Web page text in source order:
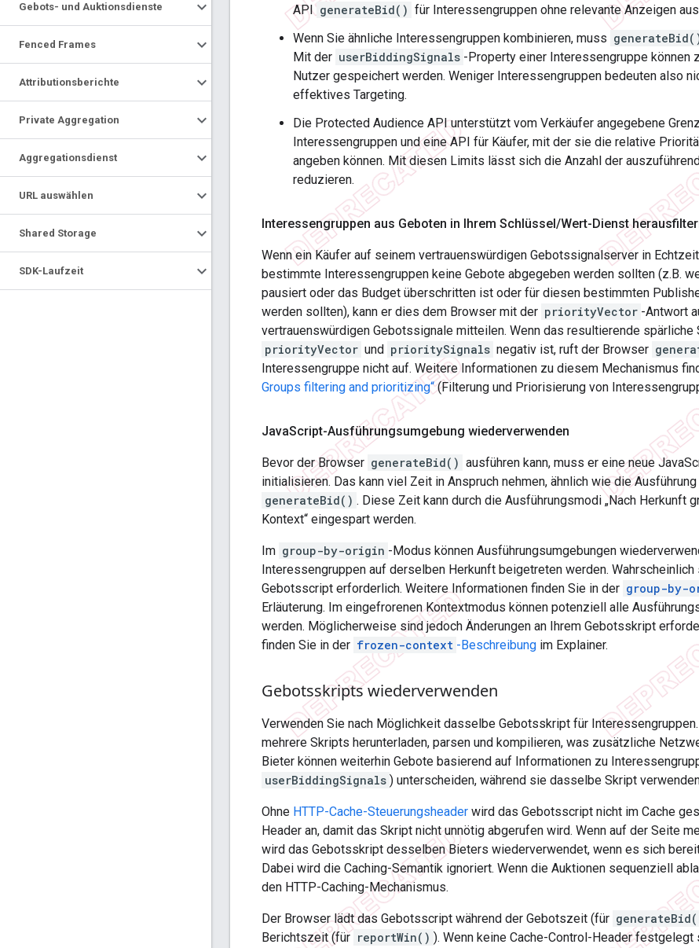
Gebots- und Auktionsdienste
Fenced Frames
Attributionsberichte
Private Aggregation
Aggregationsdienst
URL auswählen
Shared Storage
SDK-Laufzeit
API generateBid() für Interessengruppen ohne relevante Anzeigen
Wenn Sie ähnliche Interessengruppen kombinieren, muss
Mit der userBiddingSignals -Property einer Interessengruppe können
Nutzer gespeichert werden. Weniger Interessengruppen bedeuten also
effektives Targeting.
Die Protected Audience API unterstützt vom Verkäufer angegebene
Interessengruppen und eine API für Käufer, mit der sie die relative
angeben können. Mit diesen Limits lässt sich die Anzahl der
reduzieren.
Interessengruppen aus Geboten in Ihrem Schlüssel /Wert-Dienst
Wenn ein Käufer auf seinem vertrauenswürdigen Gebotssignalserver in
bestimmte Interessengruppen keine Gebote abgegeben werden sollten (z.B.
pausiert oder das Budget überschritten ist oder für diesen bestimmten
werden sollten), kann er dies dem Browser mit der priorityVector -Antwort
vertrauenswürdigen Gebotssignale mitteilen. Wenn das resultierende spärliche
priorityVector und prioritySignals negativ ist, ruft der Browser
Interessengruppe nicht auf. Weitere Informationen zu diesem Mechanismus
Groups filtering and prioritizing“(Filterung und Priorisierung von
JavaScript-Ausführungsumgebung wiederverwenden
Bevor der Browser generateBid() ausführen kann, muss er eine neue
initialisieren. Das kann viel Zeit in Anspruch nehmen, ähnlich wie die
generateBid() . Diese Zeit kann durch die Ausführungsmodi „Nach Herkunft
Kontext“ eingespart werden.
Im group-by-origin -Modus können Ausführungsumgebungen
Interessengruppen auf derselben Herkunft beigetreten werden.
Gebotsscript erforderlich. Weitere Informationen finden Sie in der group-by-
Erläuterung. Im eingefrorenen Kontextmodus können potenziell alle
werden. Möglicherweise sind jedoch Änderungen an Ihrem Gebotsskript
finden Sie in der frozen-context -Beschreibung im Explainer.
Gebotsskripts wiederverwenden
Verwenden Sie nach Möglichkeit dasselbe Gebotsskript für
mehrere Skripts herunterladen, parsen und kompilieren, was zusätzliche
Bieter können weiterhin Gebote basierend auf Informationen zu
userBiddingSignals ) unterscheiden, während sie dasselbe Skript
Ohne HTTP-Cache-Steuerungsheader wird das Gebotsscript nicht im Cache
Header an, damit das Skript nicht unnötig abgerufen wird. Wenn auf der Seite
wird das Gebotsskript desselben Bieters wiederverwendet, wenn es sich
Dabei wird die Caching-Semantik ignoriert. Wenn die Auktionen sequenziell
den HTTP-Caching-Mechanismus.
Der Browser lädt das Gebotsscript während der Gebotszeit (für
Berichtszeit (für reportWin() ). Wenn keine Cache-Control-Header